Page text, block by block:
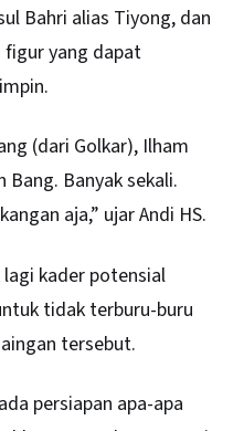
Bahri alias Tiyong, dan
figur yang dapat
(dari Golkar), Ilham
Bang. Banyak sekali.
aja,” ujar Andi HS.
kader potensial
tidak terburu-buru
tersebut.
persiapan apa-apa